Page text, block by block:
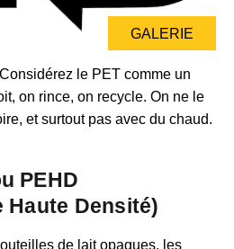
GALERIE
Considérez le PET comme un
on rince, on recycle. On ne le
et surtout pas avec du chaud.
PEHD
Haute Densité)
de lait opaques, les